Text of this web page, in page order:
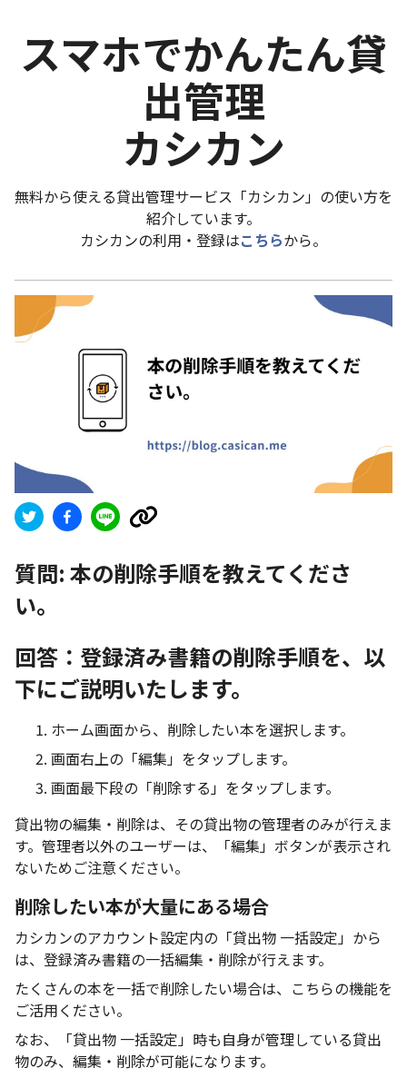
スマホでかんたん貸
出管理
カシカン
無料から使える貸出管理サービス「カシカン」の使い方を
紹介しています。
カシカンの利用・登録はこちらから。
質問: 本の削除手順を教えてくださ
い。
回答：登録済み書籍の削除手順を、以
下にご説明いたします。
ホーム画面から、削除したい本を選択します。
画面右上の「編集」をタップします。
画面最下段の「削除する」をタップします。
貸出物の編集・削除は、その貸出物の管理者のみが行えま
す。管理者以外のユーザーは、「編集」ボタンが表示され
ないためご注意ください。
削除したい本が大量にある場合
カシカンのアカウント設定内の「貸出物 一括設定」から
は、登録済み書籍の一括編集・削除が行えます。
たくさんの本を一括で削除したい場合は、こちらの機能を
ご活用ください。
なお、「貸出物 一括設定」時も自身が管理している貸出
物のみ、編集・削除が可能になります。